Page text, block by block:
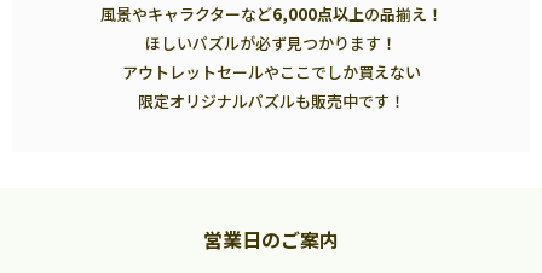
風景やキャラクターなど6,000点以上の品揃え！
ほしいパズルが必ず見つかります！
アウトレットセールやここでしか買えない
限定オリジナルパズルも販売中です！
営業日のご案内